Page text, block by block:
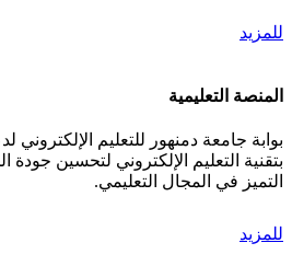
للمزيد
المنصة التعليمية
بوابة جامعة دمنهور للتعليم الإلكتروني
بتقنية التعليم الإلكتروني لتحسين جودة
التميز في المجال التعليمي.
للمزيد